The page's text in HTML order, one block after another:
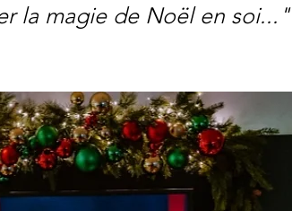
la magie de Noël en soi..."